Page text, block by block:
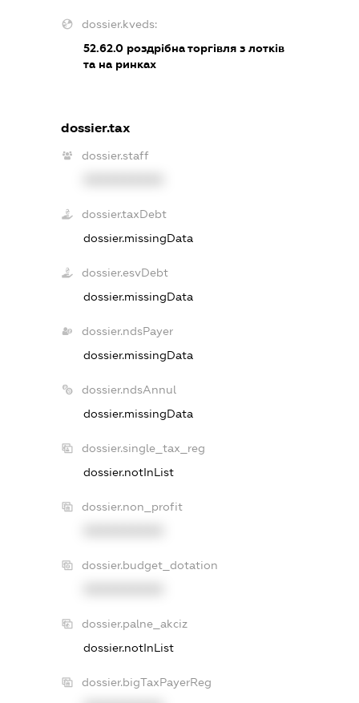
dossier.kveds:
52.62.0 роздрібна торгівля з лотків
та на ринках
dossier.tax
dossier.staff
dossier.taxDebt
dossier.missingData
dossier.esvDebt
dossier.missingData
dossier.ndsPayer
dossier.missingData
dossier.ndsAnnul
dossier.missingData
dossier.single_tax_reg
dossier.notInList
dossier.non_profit
dossier.budget_dotation
dossier.palne_akciz
dossier.notInList
dossier.bigTaxPayerReg